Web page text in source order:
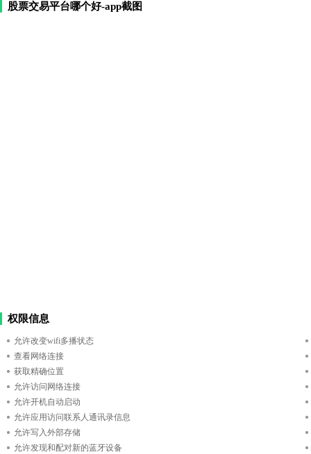
股票交易平台哪个好-app截图
权限信息
允许改变wifi多播状态
查看网络连接
获取精确位置
允许访问网络连接
允许开机自动启动
允许应用访问联系人通讯录信息
允许写入外部存储
允许发现和配对新的蓝牙设备